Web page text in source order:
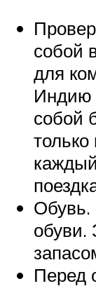
собой
для
Индию
собой
Обувь.
обуви.
Перед